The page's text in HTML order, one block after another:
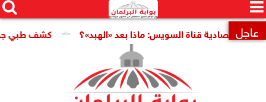
×


 عاجل كشف طبي جديد يمهد السويس: ماذا بعد «الهبد»؟